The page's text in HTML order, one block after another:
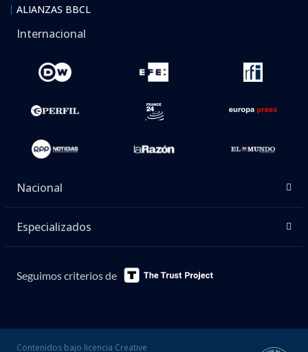
ALIANZAS BBCL
Internacional
Nacional
Especializados
Seguimos criterios de
Contenidos bajo licencia Creative